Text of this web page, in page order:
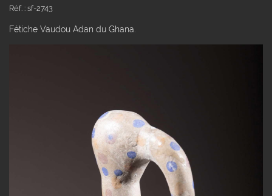
Réf. : sf-2743
Fétiche Vaudou Adan du Ghana.